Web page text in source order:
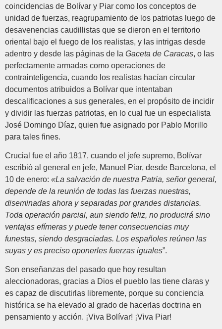
coincidencias de Bolívar y Piar como los conceptos de
unidad de fuerzas, reagrupamiento de los patriotas luego de
desavenencias caudillistas que se dieron en el territorio
oriental bajo el fuego de los realistas, y las intrigas desde
adentro y desde las páginas de la Gaceta de Caracas, o las
perfectamente armadas como operaciones de
contrainteligencia, cuando los realistas hacían circular
documentos atribuidos a Bolívar que intentaban
descalificaciones a sus generales, en el propósito de incidir
y dividir las fuerzas patriotas, en lo cual fue un especialista
José Domingo Díaz, quien fue asignado por Pablo Morillo
para tales fines.
Crucial fue el año 1817, cuando el jefe supremo, Bolívar
escribió al general en jefe, Manuel Piar, desde Barcelona, el
10 de enero: «La salvación de nuestra Patria, señor general,
depende de la reunión de todas las fuerzas nuestras,
diseminadas ahora y separadas por grandes distancias.
Toda operación parcial, aun siendo feliz, no producirá sino
ventajas efímeras y puede tener consecuencias muy
funestas, siendo desgraciadas. Los españoles reúnen las
suyas y es preciso oponerles fuerzas iguales”.
Son enseñanzas del pasado que hoy resultan
aleccionadoras, gracias a Dios el pueblo las tiene claras y
es capaz de discutirlas libremente, porque su conciencia
histórica se ha elevado al grado de hacerlas doctrina en
pensamiento y acción. ¡Viva Bolívar! ¡Viva Piar!